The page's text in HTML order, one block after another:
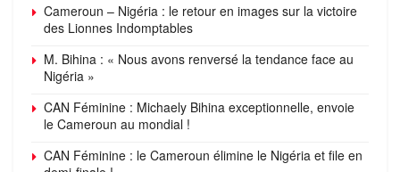
Cameroun – Nigéria : le retour en images sur la victoire
des Lionnes Indomptables
M. Bihina : « Nous avons renversé la tendance face au
Nigéria »
CAN Féminine : Michaely Bihina exceptionnelle, envoie
le Cameroun au mondial !
CAN Féminine : le Cameroun élimine le Nigéria et file en